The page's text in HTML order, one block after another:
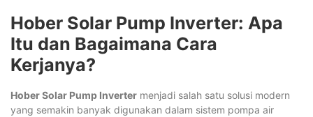
Hober Solar Pump Inverter: Apa
Itu dan Bagaimana Cara
Kerjanya?
Hober Solar Pump Inverter menjadi salah satu solusi modern
yang semakin banyak digunakan dalam sistem pompa air